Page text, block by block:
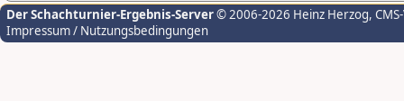
Der Schachturnier-Ergebnis-Server© 2006-2026 Heinz Herzog,
Impressum / Nutzungsbedingungen